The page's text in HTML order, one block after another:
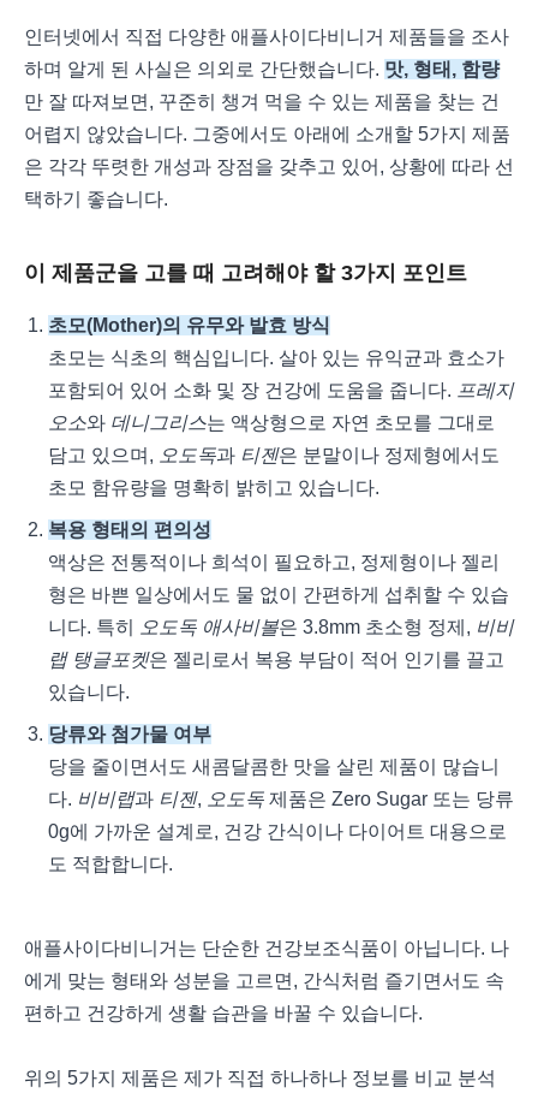
인터넷에서 직접 다양한 애플사이다비니거 제품들을 조사
하며 알게 된 사실은 의외로 간단했습니다. 맛, 형태, 함량
만 잘 따져보면, 꾸준히 챙겨 먹을 수 있는 제품을 찾는 건
어렵지 않았습니다. 그중에서도 아래에 소개할 5가지 제품
은 각각 뚜렷한 개성과 장점을 갖추고 있어, 상황에 따라 선
택하기 좋습니다.
이 제품군을 고를 때 고려해야 할 3가지 포인트
초모(Mother)의 유무와 발효 방식
초모는 식초의 핵심입니다. 살아 있는 유익균과 효소가
포함되어 있어 소화 및 장 건강에 도움을 줍니다. 프레지
오소와 데니그리스는 액상형으로 자연 초모를 그대로
담고 있으며, 오도독과 티젠은 분말이나 정제형에서도
초모 함유량을 명확히 밝히고 있습니다.
복용 형태의 편의성
액상은 전통적이나 희석이 필요하고, 정제형이나 젤리
형은 바쁜 일상에서도 물 없이 간편하게 섭취할 수 있습
니다. 특히
오도독 애사비볼은 3.8mm 초소형 정제, 비비
랩 탱글포켓은 젤리로서 복용 부담이 적어 인기를 끌고
있습니다.
당류와 첨가물 여부
당을 줄이면서도 새콤달콤한 맛을 살린 제품이 많습니
다. 비비랩과 티젠, 오도독 제품은 Zero Sugar 또는 당류
0g에 가까운 설계로, 건강 간식이나 다이어트 대용으로
도 적합합니다.
애플사이다비니거는 단순한 건강보조식품이 아닙니다. 나
에게 맞는 형태와 성분을 고르면, 간식처럼 즐기면서도 속
편하고 건강하게 생활 습관을 바꿀 수 있습니다.
위의 5가지 제품은 제가 직접 하나하나 정보를 비교 분석